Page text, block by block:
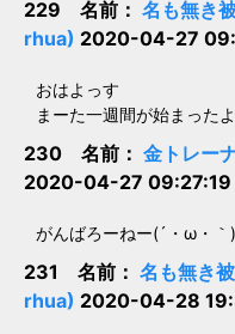
229 名前： 名も無き
rhua) 2020-04-27
おはよっす
まーた一週間が始まったよ
230 名前： 金トレー
2020-04-27
がんばろーねー(´・ω・｀)
231 名前： 名も無き
rhua) 2020-04-28